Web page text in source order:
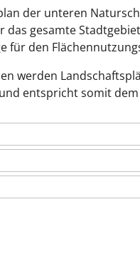
der unteren
gesamte
für den
werden
entspricht somit